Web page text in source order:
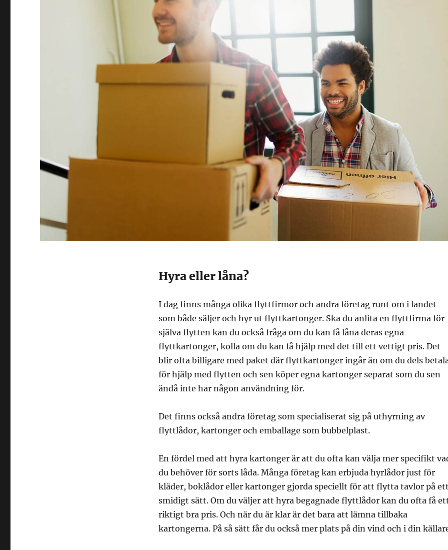
Hyra eller låna?
I dag finns många olika flyttfirmor och andra företag runt om i landet
som både säljer och hyr ut flyttkartonger. Ska du anlita en flyttfirma för
själva flytten kan du också fråga om du kan få låna deras egna
flyttkartonger, kolla om du kan få hjälp med det till ett vettigt pris. Det
blir ofta billigare med paket där flyttkartonger ingår än om du dels
för hjälp med flytten och sen köper egna kartonger separat som du sen
ändå inte har någon användning för.
Det finns också andra företag som specialiserat sig på uthyrning av
flyttlådor, kartonger och emballage som bubbelplast.
En fördel med att hyra kartonger är att du ofta kan välja mer specifikt
du behöver för sorts låda. Många företag kan erbjuda hyrlådor just för
kläder, boklådor eller kartonger gjorda speciellt för att flytta tavlor på
smidigt sätt. Om du väljer att hyra begagnade flyttlådor kan du ofta få
riktigt bra pris. Och när du är klar är det bara att lämna tillbaka
kartongerna. På så sätt får du också mer plats på din vind och i din